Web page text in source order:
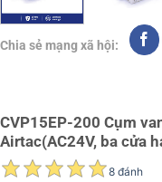
Chia sẻ mạng xã hội:
CVP15EP-200 Cụm
Airtac(AC24V, ba cửa
8 đánh